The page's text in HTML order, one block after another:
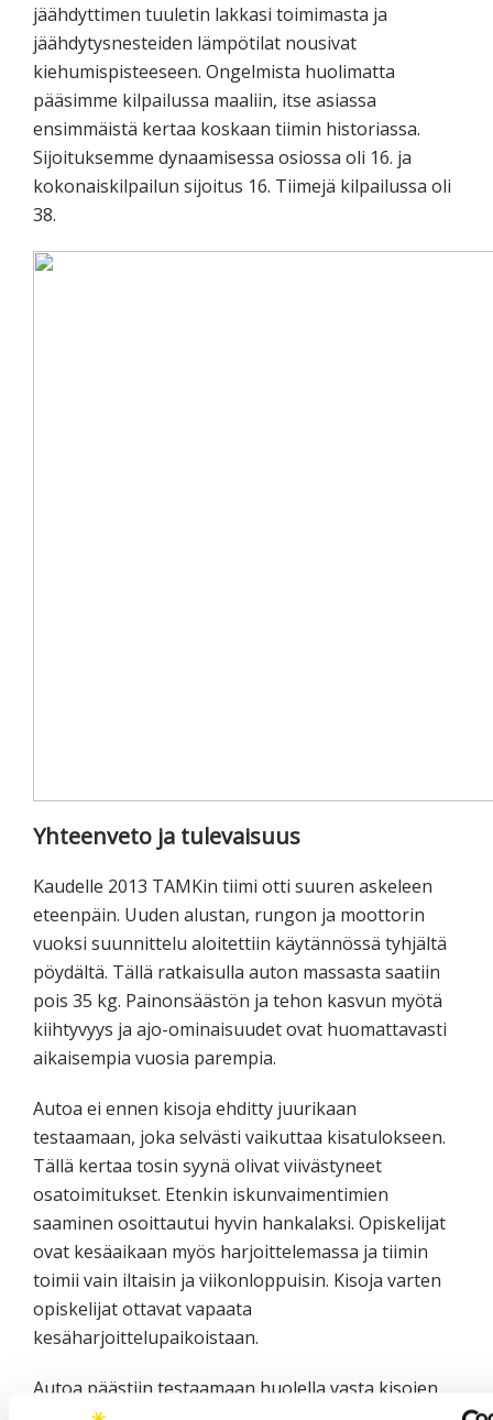
jäähdyttimen tuuletin lakkasi toimimasta ja
jäähdytysnesteiden lämpötilat nousivat
kiehumispisteeseen. Ongelmista huolimatta
pääsimme kilpailussa maaliin, itse asiassa
ensimmäistä kertaa koskaan tiimin historiassa.
Sijoituksemme dynaamisessa osiossa oli 16. ja
kokonaiskilpailun sijoitus 16. Tiimejä kilpailussa oli
38.
Yhteenveto ja tulevaisuus
Kaudelle 2013 TAMKin tiimi otti suuren askeleen
eteenpäin. Uuden alustan, rungon ja moottorin
vuoksi suunnittelu aloitettiin käytännössä tyhjältä
pöydältä. Tällä ratkaisulla auton massasta saatiin
pois 35 kg. Painonsäästön ja tehon kasvun myötä
kiihtyvyys ja ajo-ominaisuudet ovat huomattavasti
aikaisempia vuosia parempia.
Autoa ei ennen kisoja ehditty juurikaan
testaamaan, joka selvästi vaikuttaa kisatulokseen.
Tällä kertaa tosin syynä olivat viivästyneet
osatoimitukset. Etenkin iskunvaimentimien
saaminen osoittautui hyvin hankalaksi. Opiskelijat
ovat kesäaikaan myös harjoittelemassa ja tiimin
toimii vain iltaisin ja viikonloppuisin. Kisoja varten
opiskelijat ottavat vapaata
kesäharjoittelupaikoistaan.
Autoa päästiin testaamaan huolella vasta kisojen